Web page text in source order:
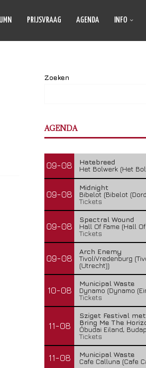
PRIJSVRAAG AGENDA INFO
Zoeken
AGENDA
09-08
Hatebreed
Het Bolwerk (Het
09-08
Midnight
Bibelot (Bibelot
Tickets
09-08
Spectral Wound
Hall Of Fame (Hall
Tickets
09-08
Arch Enemy
TivoliVredenburg
(Utrecht))
10-08
Municipal Waste
Dynamo (Dynamo
Tickets
11-08
Sziget Festival met
Bring Me The
Óbudai Eiland,
Tickets
11-08
Municipal Waste
Cafe Calluna (Cafe